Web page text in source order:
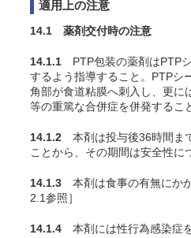
適用上の注意
14.1 薬剤交付時の注意
14.1.1 PTP包装の薬剤はPTP
するよう指導すること。PTPシ
角部が食道粘膜へ刺入し、更に
等の重篤な合併症を併発するこ
14.1.2 本剤は投与後36時間ま
ことから
、その期間は安全性に
14.1.3 本剤は食事の有無にか
2.1参照］
14.1.4 本剤には性行為感染症